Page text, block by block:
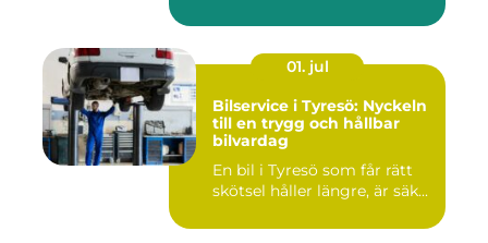
01. jul
Bilservice i Tyresö: Nyckeln
till en trygg och hållbar
bilvardag
En bil i Tyresö som får rätt
skötsel håller längre, är säk...